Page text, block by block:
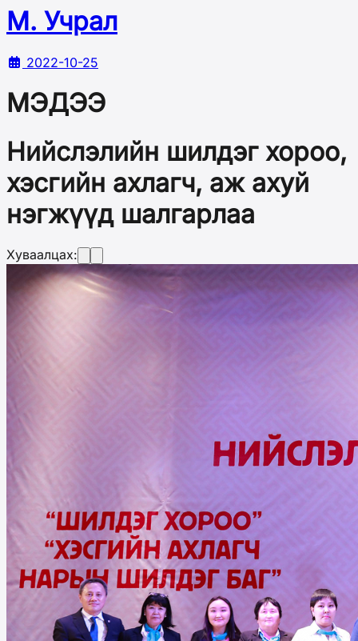
М. Учрал
2022-10-25
МЭДЭЭ
Нийслэлийн шилдэг хороо,
хэсгийн ахлагч, аж ахуй
нэгжүүд шалгарлаа
Хуваалцах: